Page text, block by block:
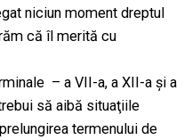
niciun moment dreptul
că îl merită cu
– a VII-a, a XII-a şi a
să aibă situaţiile
termenului de